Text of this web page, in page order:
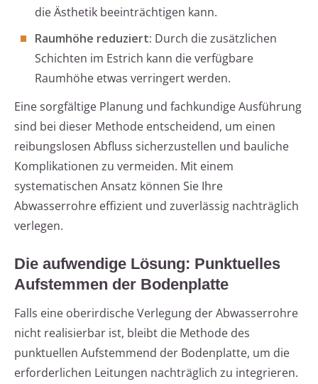
die Ästhetik beeinträchtigen kann.
Raumhöhe reduziert: Durch die zusätzlichen
Schichten im Estrich kann die verfügbare
Raumhöhe etwas verringert werden.
Eine sorgfältige Planung und fachkundige Ausführung
sind bei dieser Methode entscheidend, um einen
reibungslosen Abfluss sicherzustellen und bauliche
Komplikationen zu vermeiden. Mit einem
systematischen Ansatz können Sie Ihre
Abwasserrohre effizient und zuverlässig nachträglich
verlegen.
Die aufwendige Lösung: Punktuelles
Aufstemmen der Bodenplatte
Falls eine oberirdische Verlegung der Abwasserrohre
nicht realisierbar ist, bleibt die Methode des
punktuellen Aufstemmend der Bodenplatte, um die
erforderlichen Leitungen nachträglich zu integrieren.